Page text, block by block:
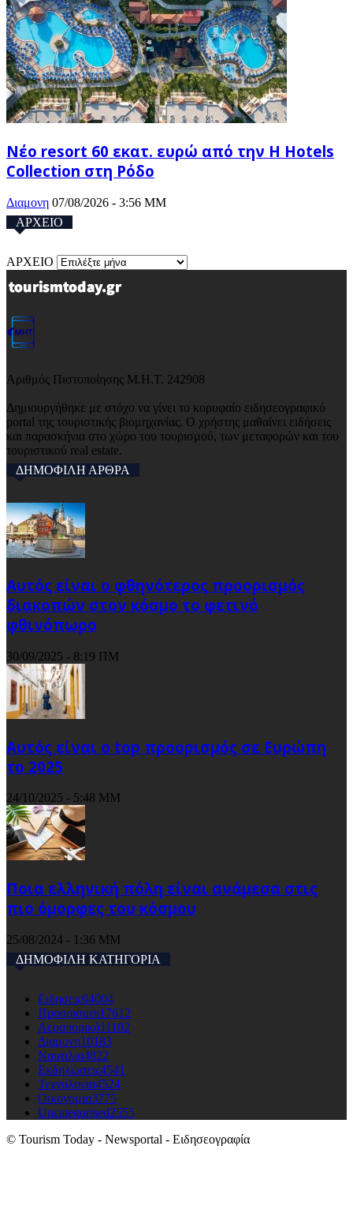
Νέο resort 60 εκατ. ευρώ από την H Hotels
Collection στη Ρόδο
Διαμονη 07/08/2026 - 3:56 ΜΜ
ΑΡΧΕΙΟ
ΑΡΧΕΙΟ
Αριθμός Πιστοποίησης Μ.Η.Τ. 242908
Δημιουργήθηκε με στόχο να γίνει το κορυφαίο ειδησεογραφικό
portal της τουριστικής βιομηχανίας. Ο χρήστης μαθαίνει ειδήσεις
και παρασκήνια στο χώρο του τουρισμού, των μεταφορών και του
τουριστικού real estate.
ΔΗΜΟΦΙΛΗ ΑΡΘΡΑ
Αυτός είναι ο φθηνότερος προορισμός
διακοπών στον κόσμο το φετινό
φθινόπωρο
30/09/2025 - 8:19 ΠΜ
Αυτός είναι ο top προορισμός σε Ευρώπη
το 2025
24/10/2025 - 5:48 ΜΜ
Ποια ελληνική πόλη είναι ανάμεσα στις
πιο όμορφες του κόσμου
25/08/2024 - 1:36 ΜΜ
ΔΗΜΟΦΙΛΗ ΚΑΤΗΓΟΡΙΑ
Ειδησεις64004
Προορισμοι17612
Αεροπορικά11102
Διαμονη10183
Ναυτιλια4822
Εκδηλώσεις4541
Τεχνολογια4524
Οικονομια3775
Uncategorised2555
© Tourism Today - Newsportal - Ειδησεογραφία